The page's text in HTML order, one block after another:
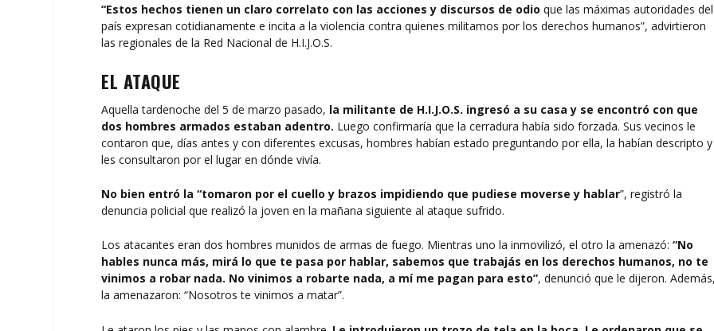
“Estos hechos tienen un claro correlato con las acciones y discursos de odio que las máximas autoridades del
país expresan cotidianamente e incita a la violencia contra quienes militamos por los derechos humanos”, advirtieron
las regionales de la Red Nacional de H.I.J.O.S.
EL ATAQUE
Aquella tardenoche del 5 de marzo pasado, la militante de H.I.J.O.S. ingresó a su casa y se encontró con que
dos hombres armados estaban adentro. Luego confirmaría que la cerradura había sido forzada. Sus vecinos le
contaron que, días antes y con diferentes excusas, hombres habían estado preguntando por ella, la habían descripto y
les consultaron por el lugar en dónde vivía.
No bien entró la “tomaron por el cuello y brazos impidiendo que pudiese moverse y hablar”, registró la
denuncia policial que realizó la joven en la mañana siguiente al ataque sufrido.
Los atacantes eran dos hombres munidos de armas de fuego. Mientras uno la inmovilizó, el otro la amenazó: “No
hables nunca más, mirá lo que te pasa por hablar, sabemos que trabajás en los derechos humanos, no te
vinimos a robar nada. No vinimos a robarte nada, a mí me pagan para esto”, denunció que le dijeron.
la amenazaron: “Nosotros te vinimos a matar”.